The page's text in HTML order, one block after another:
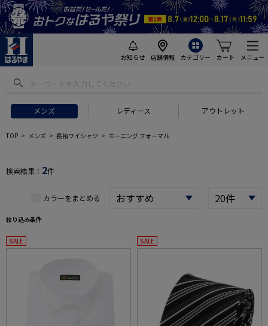
お知らせ 店舗情報 カテゴリー カート メニュー
メンズ レディース アウトレット
フトにおすすめ #セットアップ スーツ
TOP メンズ 長袖ワイシャツ モーニング フォーマル
検索結果： 2件
カラーをまとめる
絞り込み条件
SALE SALE